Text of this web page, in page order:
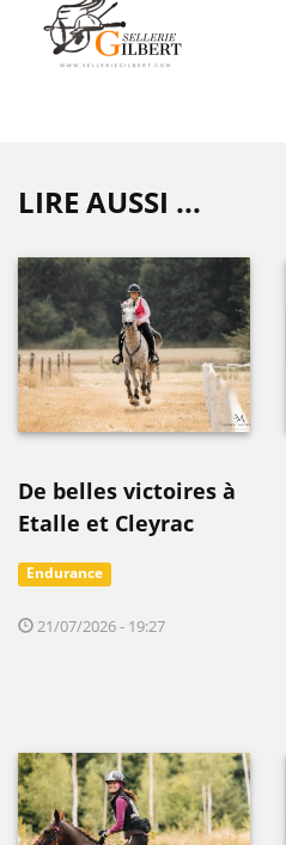
LIRE AUSSI ...
De belles victoires à
Etalle et Cleyrac
Endurance
21/07/2026 - 19:27